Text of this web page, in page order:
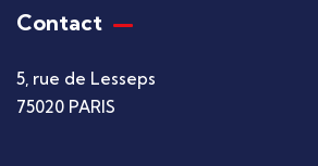
Contact
5, rue de Lesseps
75020 PARIS